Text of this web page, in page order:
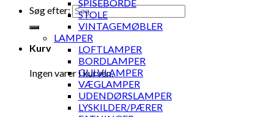
Søg efter:
Kurv
Ingen varer i kurven.
SPISEBORDE
STOLE
VINTAGEMØBLER
LAMPER
LOFTLAMPER
BORDLAMPER
GULVLAMPER
VÆGLAMPER
UDENDØRSLAMPER
LYSKILDER/PÆRER